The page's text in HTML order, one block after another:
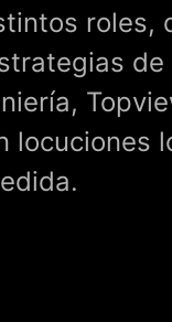
roles,
locuciones